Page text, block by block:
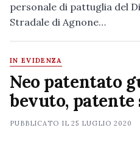
personale di pattuglia del
Stradale di Agnone…
IN EVIDENZA
Neo patentato
bevuto, patente
PUBBLICATO IL25 LUGLIO 2020